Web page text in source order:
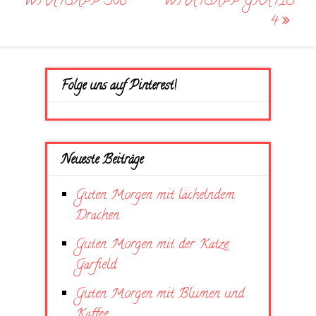
4
Folge uns auf Pinterest!
Neueste Beiträge
Guten Morgen mit lächelndem
Drachen
Guten Morgen mit der Katze
Garfield
Guten Morgen mit Blumen und